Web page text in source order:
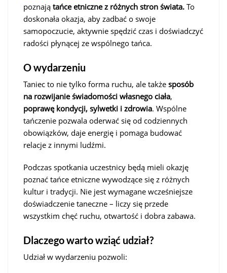
poznają tańce etniczne z różnych stron świata. To
doskonała okazja, aby zadbać o swoje
samopoczucie, aktywnie spędzić czas i doświadczyć
radości płynącej ze wspólnego tańca.
O wydarzeniu
Taniec to nie tylko forma ruchu, ale także sposób
na rozwijanie świadomości własnego ciała,
poprawę kondycji, sylwetki i zdrowia. Wspólne
tańczenie pozwala oderwać się od codziennych
obowiązków, daje energię i pomaga budować
relacje z innymi ludźmi.
Podczas spotkania uczestnicy będą mieli okazję
poznać tańce etniczne wywodzące się z różnych
kultur i tradycji. Nie jest wymagane wcześniejsze
doświadczenie taneczne – liczy się przede
wszystkim chęć ruchu, otwartość i dobra zabawa.
Dlaczego warto wziąć udział?
Udział w wydarzeniu pozwoli: